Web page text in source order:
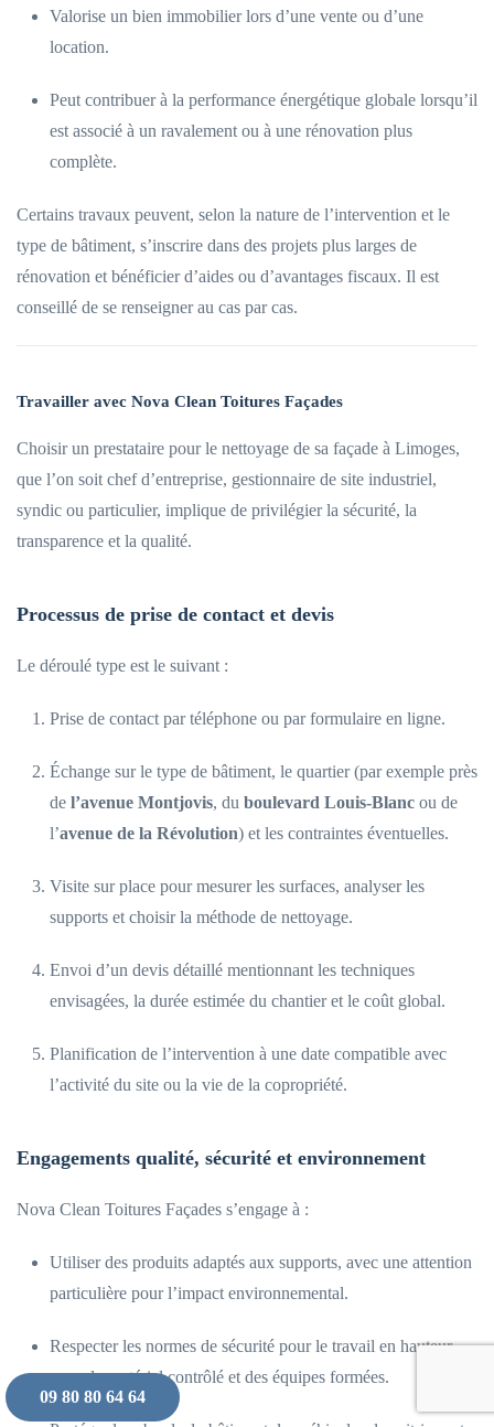
Valorise un bien immobilier lors d’une vente ou d’une
location.
Peut contribuer à la performance énergétique globale lorsqu’il
est associé à un ravalement ou à une rénovation plus
complète.
Certains travaux peuvent, selon la nature de l’intervention et le
type de bâtiment, s’inscrire dans des projets plus larges de
rénovation et bénéficier d’aides ou d’avantages fiscaux. Il est
conseillé de se renseigner au cas par cas.
Travailler avec Nova Clean Toitures Façades
Choisir un prestataire pour le nettoyage de sa façade à Limoges,
que l’on soit chef d’entreprise, gestionnaire de site industriel,
syndic ou particulier, implique de privilégier la sécurité, la
transparence et la qualité.
Processus de prise de contact et devis
Le déroulé type est le suivant :
Prise de contact par téléphone ou par formulaire en ligne.
Échange sur le type de bâtiment, le quartier (par exemple près
de l’avenue Montjovis, du boulevard Louis-Blanc ou de
l’avenue de la Révolution) et les contraintes éventuelles.
Visite sur place pour mesurer les surfaces, analyser les
supports et choisir la méthode de nettoyage.
Envoi d’un devis détaillé mentionnant les techniques
envisagées, la durée estimée du chantier et le coût global.
Planification de l’intervention à une date compatible avec
l’activité du site ou la vie de la copropriété.
Engagements qualité, sécurité et environnement
Nova Clean Toitures Façades s’engage à :
Utiliser des produits adaptés aux supports, avec une attention
particulière pour l’impact environnemental.
Respecter les normes de sécurité pour le travail en hauteur,
avec du matériel contrôlé et des équipes formées.
09 80 80 64 64